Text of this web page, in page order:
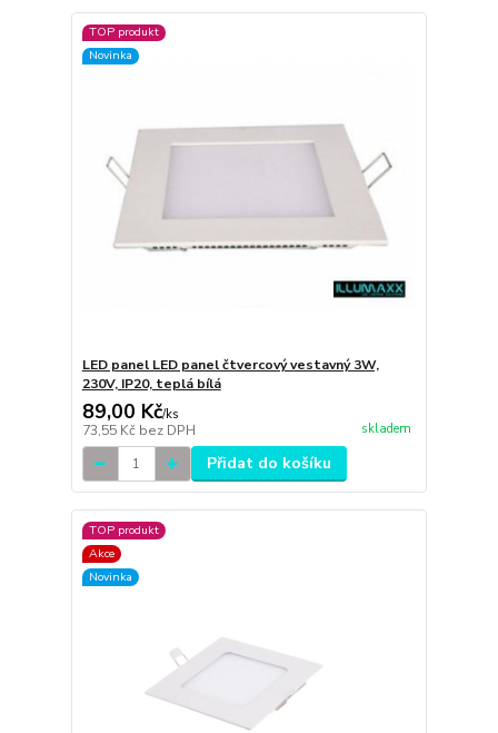
TOP produkt
Novinka
LED panel LED panel čtvercový vestavný 3W,
230V, IP20, teplá bílá
89,00 Kč/ks
73,55 Kč bez DPH skladem
Přidat do košíku
TOP produkt
Akce
Novinka